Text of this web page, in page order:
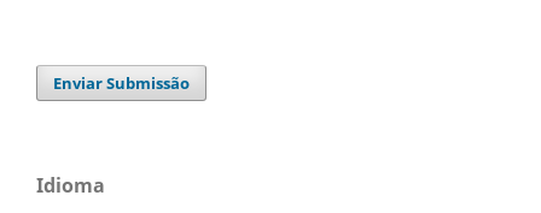
Enviar Submissão
Idioma